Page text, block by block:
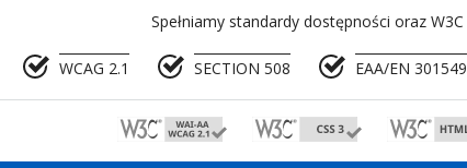
Spełniamy standardy dostępności oraz W3C
WCAG 2.1 SECTION 508 EAA/EN 301549